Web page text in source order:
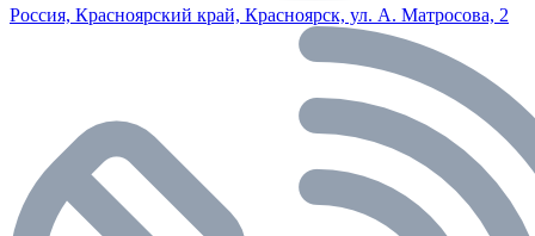
Россия, Красноярский край, Красноярск, ул. А. Матросова, 2